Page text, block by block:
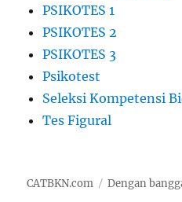
PSIKOTES 1
PSIKOTES 2
PSIKOTES 3
Psikotest
Seleksi Kompetensi
Tes Figural
CATBKN.com Dengan